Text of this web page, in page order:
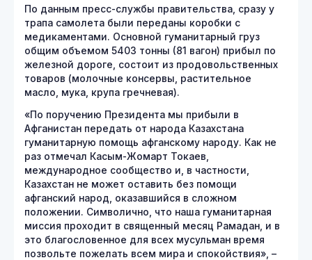
По данным пресс-службы правительства, сразу у
трапа самолета были переданы коробки с
медикаментами. Основной гуманитарный груз
общим объемом 5403 тонны (81 вагон) прибыл по
железной дороге, состоит из продовольственных
товаров (молочные консервы, растительное
масло, мука, крупа гречневая).
«По поручению Президента мы прибыли в
Афганистан передать от народа Казахстана
гуманитарную помощь афганскому народу. Как не
раз отмечал Касым-Жомарт Токаев,
международное сообщество и, в частности,
Казахстан не может оставить без помощи
афганский народ, оказавшийся в сложном
положении. Символично, что наша гуманитарная
миссия проходит в священный месяц Рамадан, и в
это благословенное для всех мусульман время
позвольте пожелать всем мира и спокойствия», –